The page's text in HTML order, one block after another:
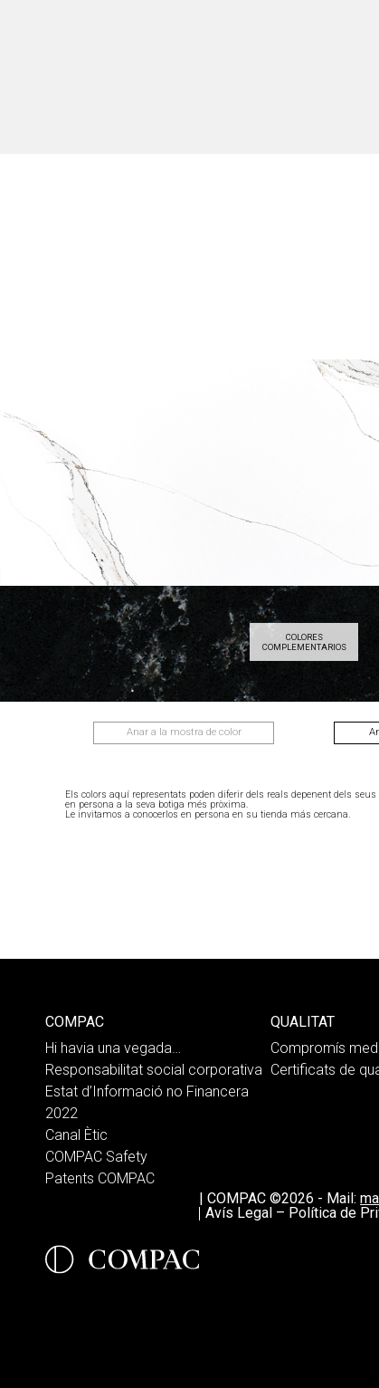
AMA WHITE
BLANCO
MICRO
COLORES
COMPLEMENTARIOS
Anar a la mostra de color
Els colors aquí representats poden diferir dels reals depenent dels
en persona a la seva botiga més pròxima.
Le invitamos a conocerlos en persona en su tienda más cercana.
COMPAC
Hi havia una vegada…
Responsabilitat social corporativa
Estat d’Informació no Financera
2022
Canal Ètic
COMPAC Safety
Patents COMPAC
QUALITAT
Compromís
Certificats de
| COMPAC ©2026 - Mail:
Avís Legal – Política de